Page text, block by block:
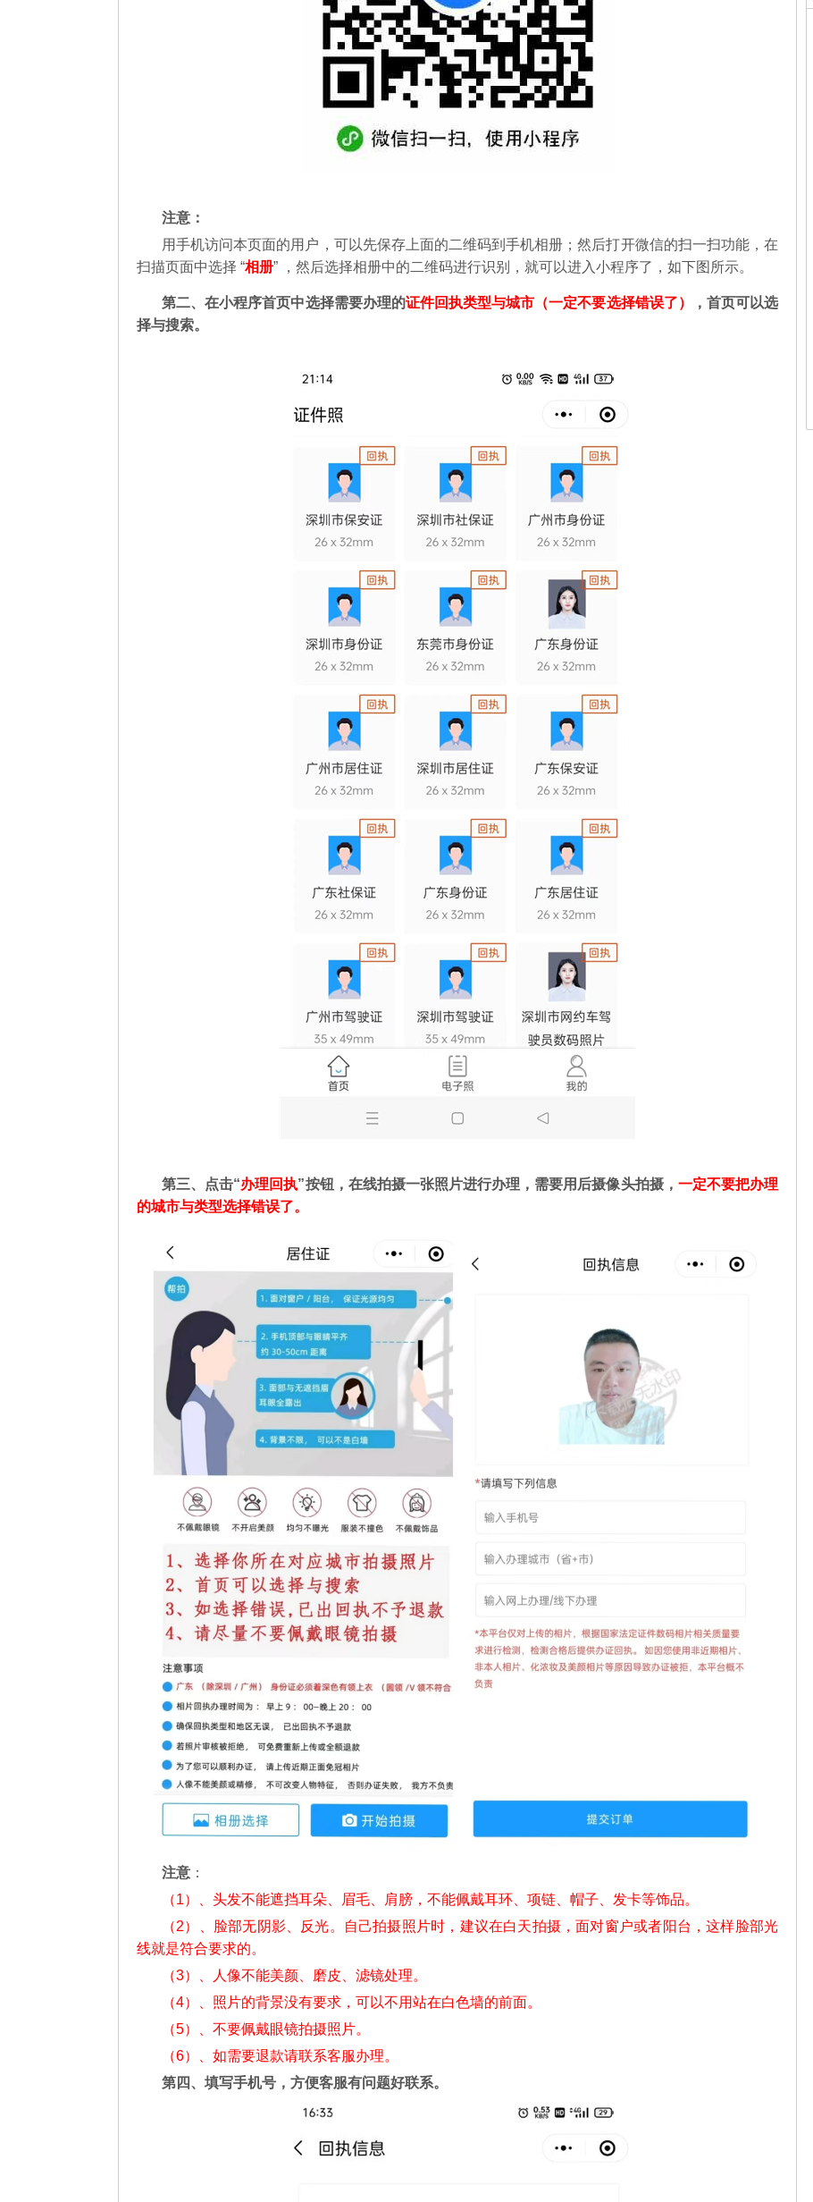
注意：
用手机访问本页面的用户，可以先保存上面的二维码到手机相册；然后打开微信的扫一扫功能，在
扫描页面中选择 “相册” ，然后选择相册中的二维码进行识别，就可以进入小程序了，如下图所示。
第二、在小程序首页中选择需要办理的证件回执类型与城市（一定不要选择错误了）
，首页可以选
择与搜索。
第三、点击“办理回执”按钮，在线拍摄一张照片进行办理，需要用后摄像头拍摄， 一定不要把办理
的城市与类型选择错误了。
注意 ：
（1）、头发不能遮挡耳朵、眉毛、肩膀，不能佩戴耳环、项链、帽子、发卡等饰品。
（2）、脸部无阴影、反光。自己拍摄照片时，建议在白天拍摄，面对窗户或者阳台，这样脸部光
线就是符合要求的。
（3）、人像不能美颜、磨皮、滤镜处理。
（4）、照片的背景没有要求，可以不用站在白色墙的前面。
（5）、不要佩戴眼镜拍摄照片。
（6）、如需要退款请联系客服办理。
第四、填写手机号，方便客服有问题好联系。